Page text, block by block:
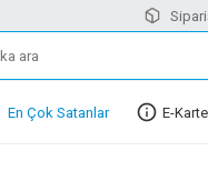
En Çok Satanlar E-